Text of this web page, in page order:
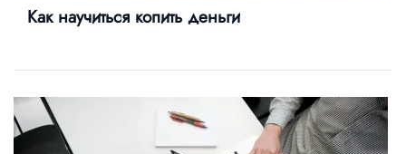
Как научиться копить деньги